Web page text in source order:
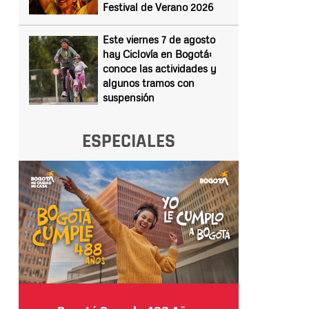
Festival de Verano 2026
Este viernes 7 de agosto
hay Ciclovía en Bogotá:
conoce las actividades y
algunos tramos con
suspensión
ESPECIALES